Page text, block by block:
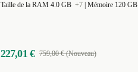
Taille de la RAM 4.0 GB +7 Mémoire 120 GB
227,01 € 759,00 € (Nouveau)